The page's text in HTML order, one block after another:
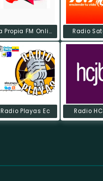
La Propia FM Online Radio
Radio Playas Ec Radio